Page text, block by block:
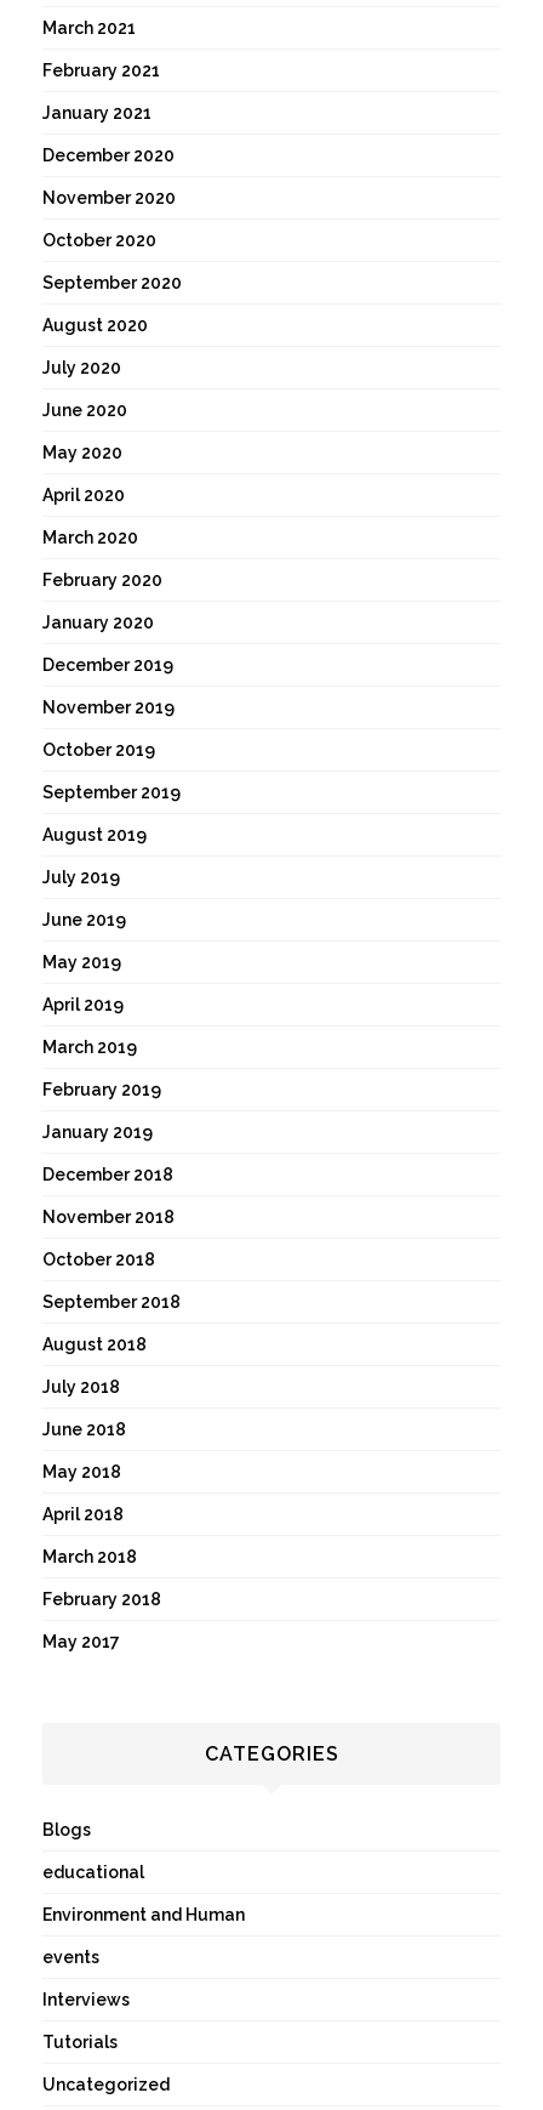
March 2021
February 2021
January 2021
December 2020
November 2020
October 2020
September 2020
August 2020
July 2020
June 2020
May 2020
April 2020
March 2020
February 2020
January 2020
December 2019
November 2019
October 2019
September 2019
August 2019
July 2019
June 2019
May 2019
April 2019
March 2019
February 2019
January 2019
December 2018
November 2018
October 2018
September 2018
August 2018
July 2018
June 2018
May 2018
April 2018
March 2018
February 2018
May 2017
CATEGORIES
Blogs
educational
Environment and Human
events
Interviews
Tutorials
Uncategorized